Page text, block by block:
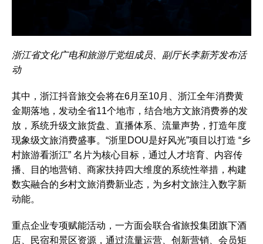
浙江省文化广电和旅游厅党组成员、副厅长李新芳发布活
动
其中，浙江抖音旅交会将在6月至10月、浙江全年消费黄
金期落地，发动全省11个地市，结合地方文旅消费券的发
放，系统升级文旅货盘、直播体系、流量声势，打造年度
现象级文旅消费盛事。“浙里DOU是好风光”项目以打造 “乡
村旅游看浙江” 名片为核心目标，通过人才培育、内容传
播、目的地营销、商家扶持四大维度的系统性举措，构建
数实融合的乡村文旅消费新业态，为乡村文旅注入数字新
动能。
重点企业专项赋能活动，一方面会联合省旅投集团旗下酒
店、民宿和景区资源，通过流量运营、创新营销、会员矩